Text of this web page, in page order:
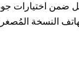
النسخة